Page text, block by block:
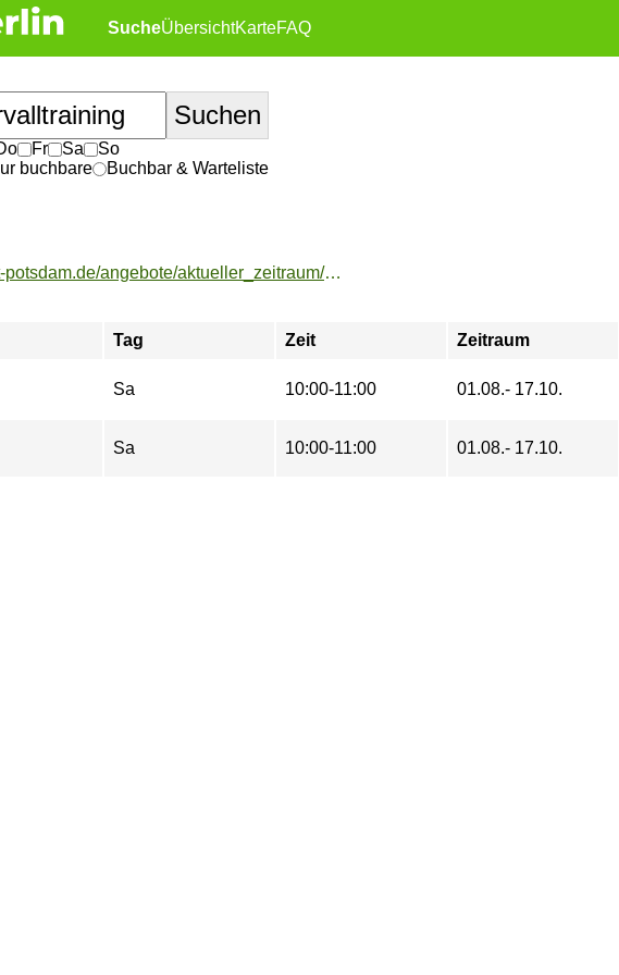
SucheÜbersichtKarteFAQ
Fr Sa
So
buchbare
Buchbar & Warteliste
https://buchung.hochschulsport-potsdam.de/angebote/aktueller_zeitraum/_HIIT_the_Beat.html
Tag Zeit Zeitraum
Sa 10:00-11:00 01.08.- 17.10.
Sa 10:00-11:00 01.08.- 17.10.